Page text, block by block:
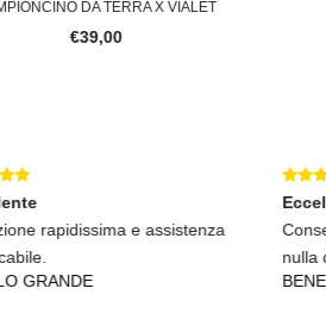
3 TEMPERATURE COLORE
€30,80
Eccellente
Consegna veloce, materiali conformi...
nulla da dire. Negoz
BENEDETTO PANTINI